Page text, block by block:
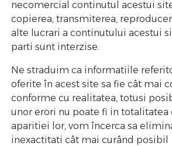
necomercial continutul acestui
copierea, transmiterea,
alte lucrari a continutului acestui
parti sunt interzise.
Ne straduim ca informatiile
oferite în acest site sa fie cât mai
conforme cu realitatea, totusi
unor erori nu poate fi in totalitatea
aparitiei lor, vom încerca sa
inexactitati cât mai curând posibil